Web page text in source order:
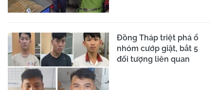
Đồng Tháp triệt phá ổ
nhóm cướp giật, bắt 5
đối tượng liên quan